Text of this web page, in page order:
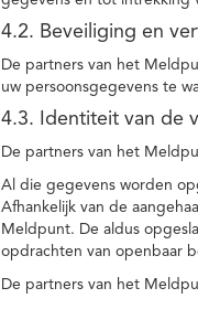
4.2. Beveiliging en
De partners van het
uw persoonsgegevens te
4.3. Identiteit van de
De partners van het
Al die gegevens worden
Afhankelijk van de
Meldpunt. De aldus
opdrachten van openbaar
De partners van het